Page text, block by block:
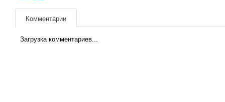
Комментарии
Загрузка комментариев...